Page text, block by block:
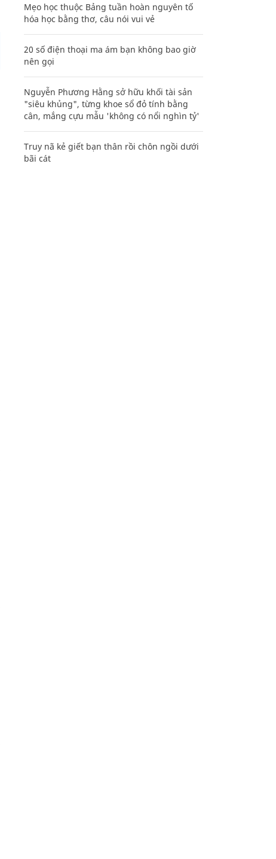
Mẹo học thuộc Bảng tuần hoàn nguyên tố
hóa học bằng thơ, câu nói vui vẻ
20 số điện thoại ma ám bạn không bao giờ
nên gọi
Nguyễn Phương Hằng sở hữu khối tài sản
"siêu khủng", từng khoe sổ đỏ tính bằng
cân, mắng cựu mẫu 'không có nổi nghìn tỷ'
Truy nã kẻ giết bạn thân rồi chôn ngồi dưới
bãi cát